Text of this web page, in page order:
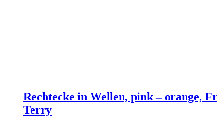
Rechtecke in Wellen, pink – orange,
Terry